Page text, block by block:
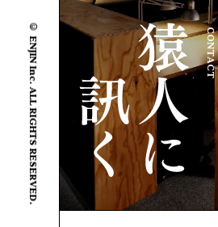
© ENJIN Inc. ALL RIGHTS RESERVED.
CONTACT